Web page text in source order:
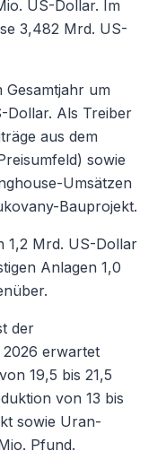
US-Dollar. Im
3,482 Mrd. US-
Gesamtjahr um
Dollar. Als Treiber
aus dem
sowie
Umsätzen
Bauprojekt.
1,2 Mrd. US-Dollar
Anlagen 1,0
der
2026 erwartet
19,5 bis 21,5
von 13 bis
sowie Uran-
Pfund.